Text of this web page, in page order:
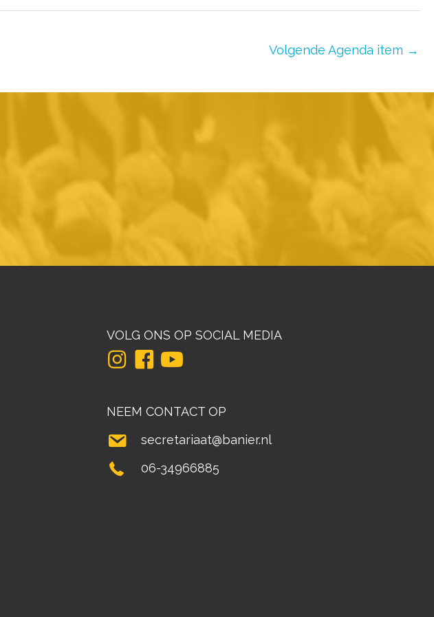
Volgende Agenda item →
VOLG ONS OP SOCIAL MEDIA
NEEM CONTACT OP
secretariaat@banier.nl
06-34966885